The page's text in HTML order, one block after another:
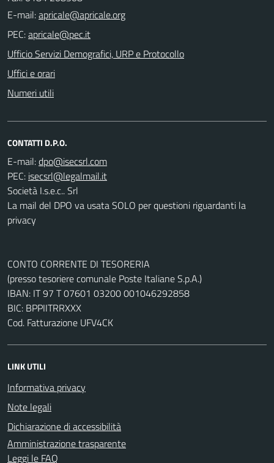
E-mail:
PEC:
Ufficio Servizi Demografici, URP e Protocollo
Uffici e orari
Numeri utili
CONTATTI D.P.O.
E-mail:
PEC:
Società I.s.e.c.. Srl
La mail del DPO va usata SOLO per questioni riguardanti la
privacy
CONTO CORRENTE DI TESORERIA
(presso tesoriere comunale Poste Italiane S.p.A.)
IBAN: IT 97 T 07601 03200 001046292858
BIC: BPPIITRRXXX
Cod. Fatturazione UFV4CK
LINK UTILI
Informativa privacy
Note legali
Dichiarazione di accessibilità
Amministrazione trasparente
Leggi le FAQ